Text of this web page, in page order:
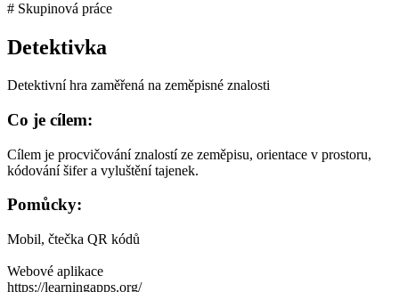
Skupinová práce
Detektivka
Detektivní hra zaměřená na zeměpisné znalosti
Co je cílem:
Cílem je procvičování znalostí ze zeměpisu, orientace v prostoru,
kódování šifer a vyluštění tajenek.
Pomůcky:
Mobil, čtečka QR kódů
Webové aplikace
https://learningapps.org/